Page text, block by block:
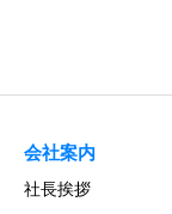
会社案内
社長挨拶